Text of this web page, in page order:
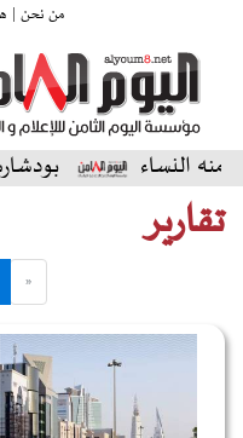
من نحن |
بودشارت يقود
تقارير
«